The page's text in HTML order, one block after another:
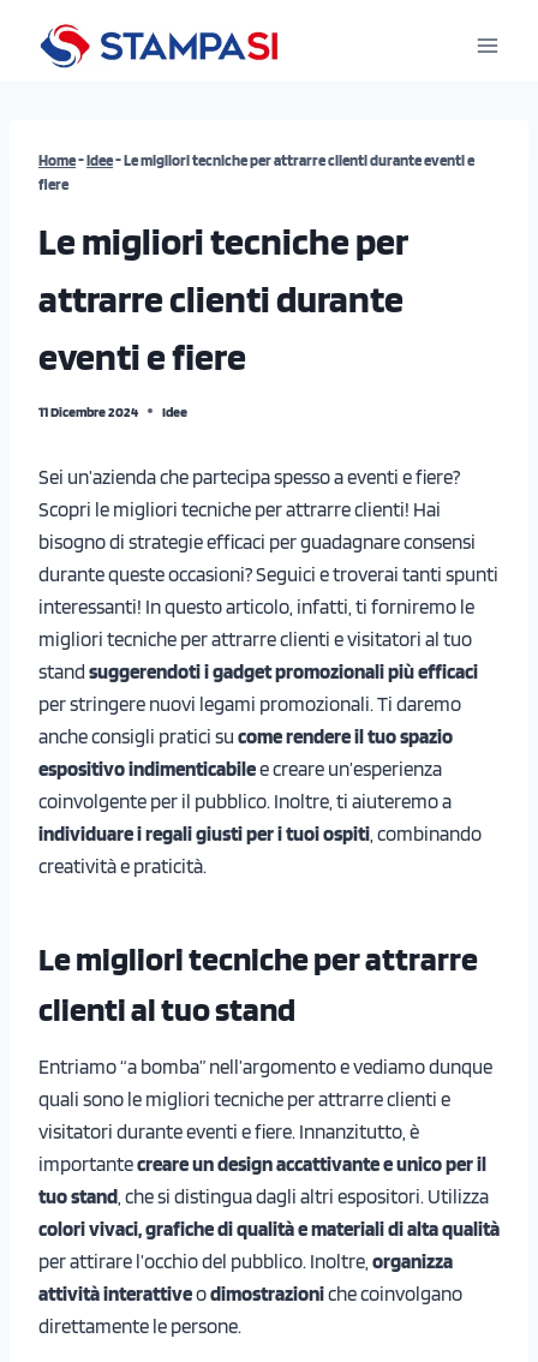
Home-Idee-Le migliori tecniche per attrarre clienti durante eventi e
fiere
Le migliori tecniche per
attrarre clienti durante
eventi e fiere
11 Dicembre 2024 Idee
Sei un’azienda che partecipa spesso a eventi e fiere?
Scopri le migliori tecniche per attrarre clienti! Hai
bisogno di strategie efficaci per guadagnare consensi
durante queste occasioni? Seguici e troverai tanti spunti
interessanti! In questo articolo, infatti, ti forniremo le
migliori tecniche per attrarre clienti e visitatori al tuo
stand suggerendoti i gadget promozionali più efficaci
per stringere nuovi legami promozionali. Ti daremo
anche consigli pratici su come rendere il tuo spazio
espositivo indimenticabilee creare un’esperienza
coinvolgente per il pubblico. Inoltre, ti aiuteremo a
individuare i regali giusti per i tuoi ospiti , combinando
creatività e praticità.
Le migliori tecniche per attrarre
clienti al tuo stand
Entriamo “a bomba” nell’argomento e vediamo dunque
quali sono le migliori tecniche per attrarre clienti e
visitatori durante eventi e fiere. Innanzitutto, è
importantecreare un design accattivante e unico per il
tuo stand , che si distingua dagli altri espositori. Utilizza
colori vivaci, grafiche di qualità e materiali di alta qualità
per attirare l’occhio del pubblico. Inoltre, organizza
attività interattiveodimostrazioniche coinvolgano
direttamente le persone.